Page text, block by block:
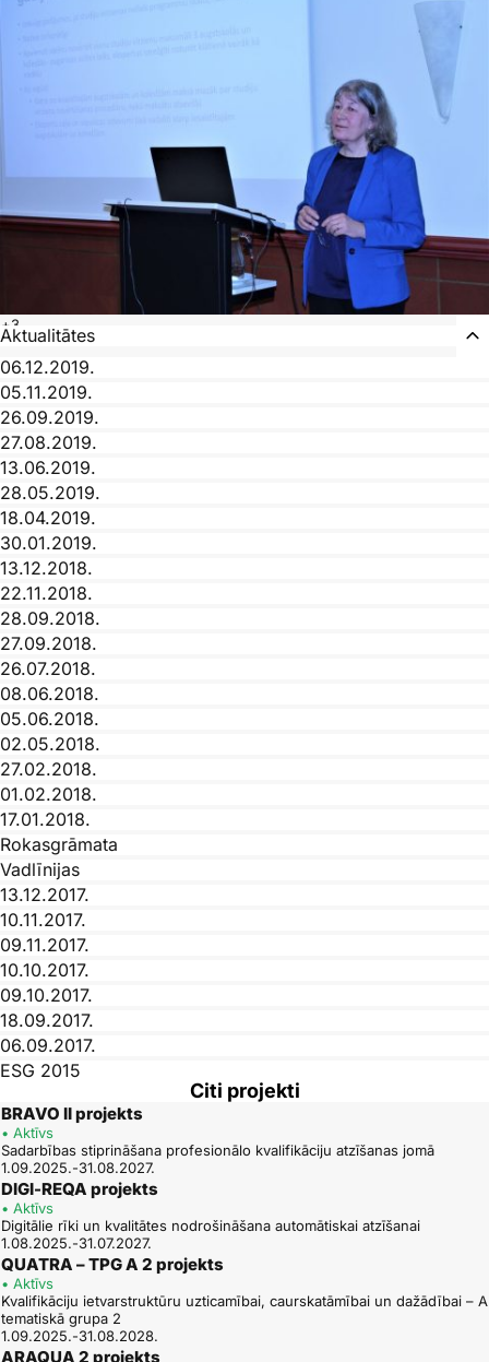
+3
Aktualitātes
06.12.2019.
05.11.2019.
26.09.2019.
27.08.2019.
13.06.2019.
28.05.2019.
18.04.2019.
30.01.2019.
13.12.2018.
22.11.2018.
28.09.2018.
27.09.2018.
26.07.2018.
08.06.2018.
05.06.2018.
02.05.2018.
27.02.2018.
01.02.2018.
17.01.2018.
Rokasgrāmata
Vadlīnijas
13.12.2017.
10.11.2017.
09.11.2017.
10.10.2017.
09.10.2017.
18.09.2017.
06.09.2017.
ESG 2015
30.05.2017.
Pašnovērtējuma ziņojums
11.05.2017.
13.04.2017.
21.02.2017.
15.02.2017.
08.02.2017.
31.01.2017.
21.12.2016.
07.12.2016.
Citi projekti
BRAVO II projekts
• Aktīvs
Sadarbības stiprināšana profesionālo kvalifikāciju atzīšanas jomā
1.09.2025.-31.08.2027.
DIGI-REQA projekts
• Aktīvs
Digitālie rīki un kvalitātes nodrošināšana automātiskai atzīšanai
1.08.2025.-31.07.2027.
QUATRA – TPG A 2 projekts
• Aktīvs
Kvalifikāciju ietvarstruktūru uzticamībai, caurskatāmībai un dažādībai – A
tematiskā grupa 2
1.09.2025.-31.08.2028.
ARAQUA 2 projekts